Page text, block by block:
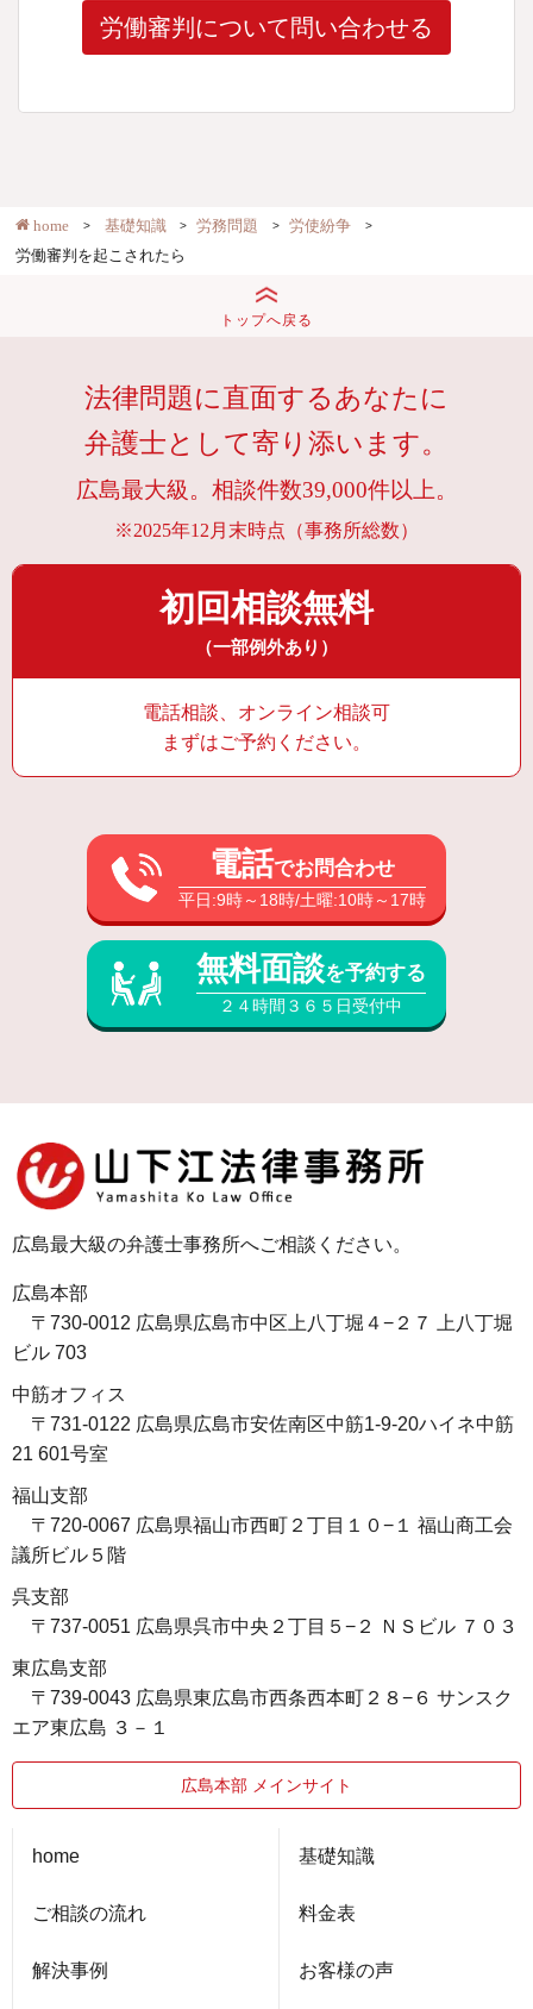
労働審判について問い合わせる
home 基礎知識 労務問題
労使紛争
労働審判を起こされたら
トップへ戻る
法律問題に直面するあなたに
弁護士として寄り添います。
広島最大級。相談件数39,000件以上。
※2025年12月末時点（事務所総数）
初回相談無料
（一部例外あり）
電話相談、オンライン相談可
まずはご予約ください。
電話でお問合わせ
平日:9時～18時/土曜:10時～17時
無料面談を予約する
２４時間３６５日受付中
広島最大級の弁護士事務所へご相談ください。
広島本部
〒730-0012 広島県広島市中区上八丁堀４−２７ 上八丁堀
ビル 703
中筋オフィス
〒731-0122 広島県広島市安佐南区中筋1-9-20ハイネ中筋
21 601号室
福山支部
〒720-0067 広島県福山市西町２丁目１０−１ 福山商工会
議所ビル５階
呉支部
〒737-0051 広島県呉市中央２丁目５−２ ＮＳビル ７０３
東広島支部
〒739-0043 広島県東広島市西条西本町２８−６ サンスク
エア東広島 ３－１
広島本部 メインサイト
home
ご相談の流れ
解決事例
基礎知識
料金表
お客様の声